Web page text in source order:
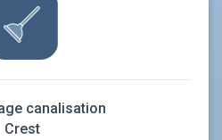
canalisation
Crest